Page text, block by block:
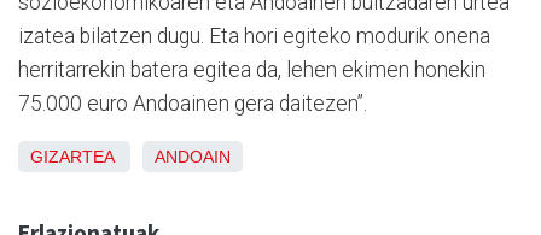
izatea bilatzen dugu. Eta hori egiteko modurik onena
herritarrekin batera egitea da, lehen ekimen honekin
75.000 euro Andoainen gera daitezen”.
GIZARTEA ANDOAIN